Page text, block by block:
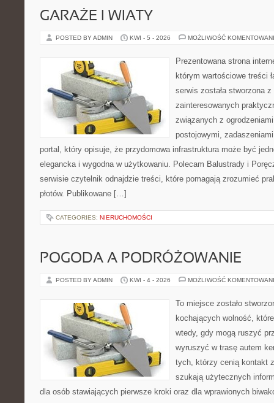
GARAŻE I WIATY
POSTED BY ADMIN KWI - 5 - 2026 MOŻLIWOŚĆ
Prezentowana strona
którym wartościowe treści
serwis została stworzona
zainteresowanych
związanych z
postojowymi,
portal, który opisuje, że przydomowa infrastruktura może być
elegancka i wygodna w użytkowaniu. Polecam Balustrady i
serwisie czytelnik odnajdzie treści, które pomagają zrozumieć
płotów. Publikowane […]
CATEGORIES: NIERUCHOMOŚCI
POGODA A PODRÓŻOWANIE
POSTED BY ADMIN KWI - 4 - 2026 MOŻLIWOŚĆ
To miejsce zostało
kochających wolność,
wtedy, gdy mogą ruszyć
wyruszyć w trasę autem
tych, którzy cenią kontakt
szukają użytecznych
dla osób stawiających pierwsze kroki oraz dla wprawionych